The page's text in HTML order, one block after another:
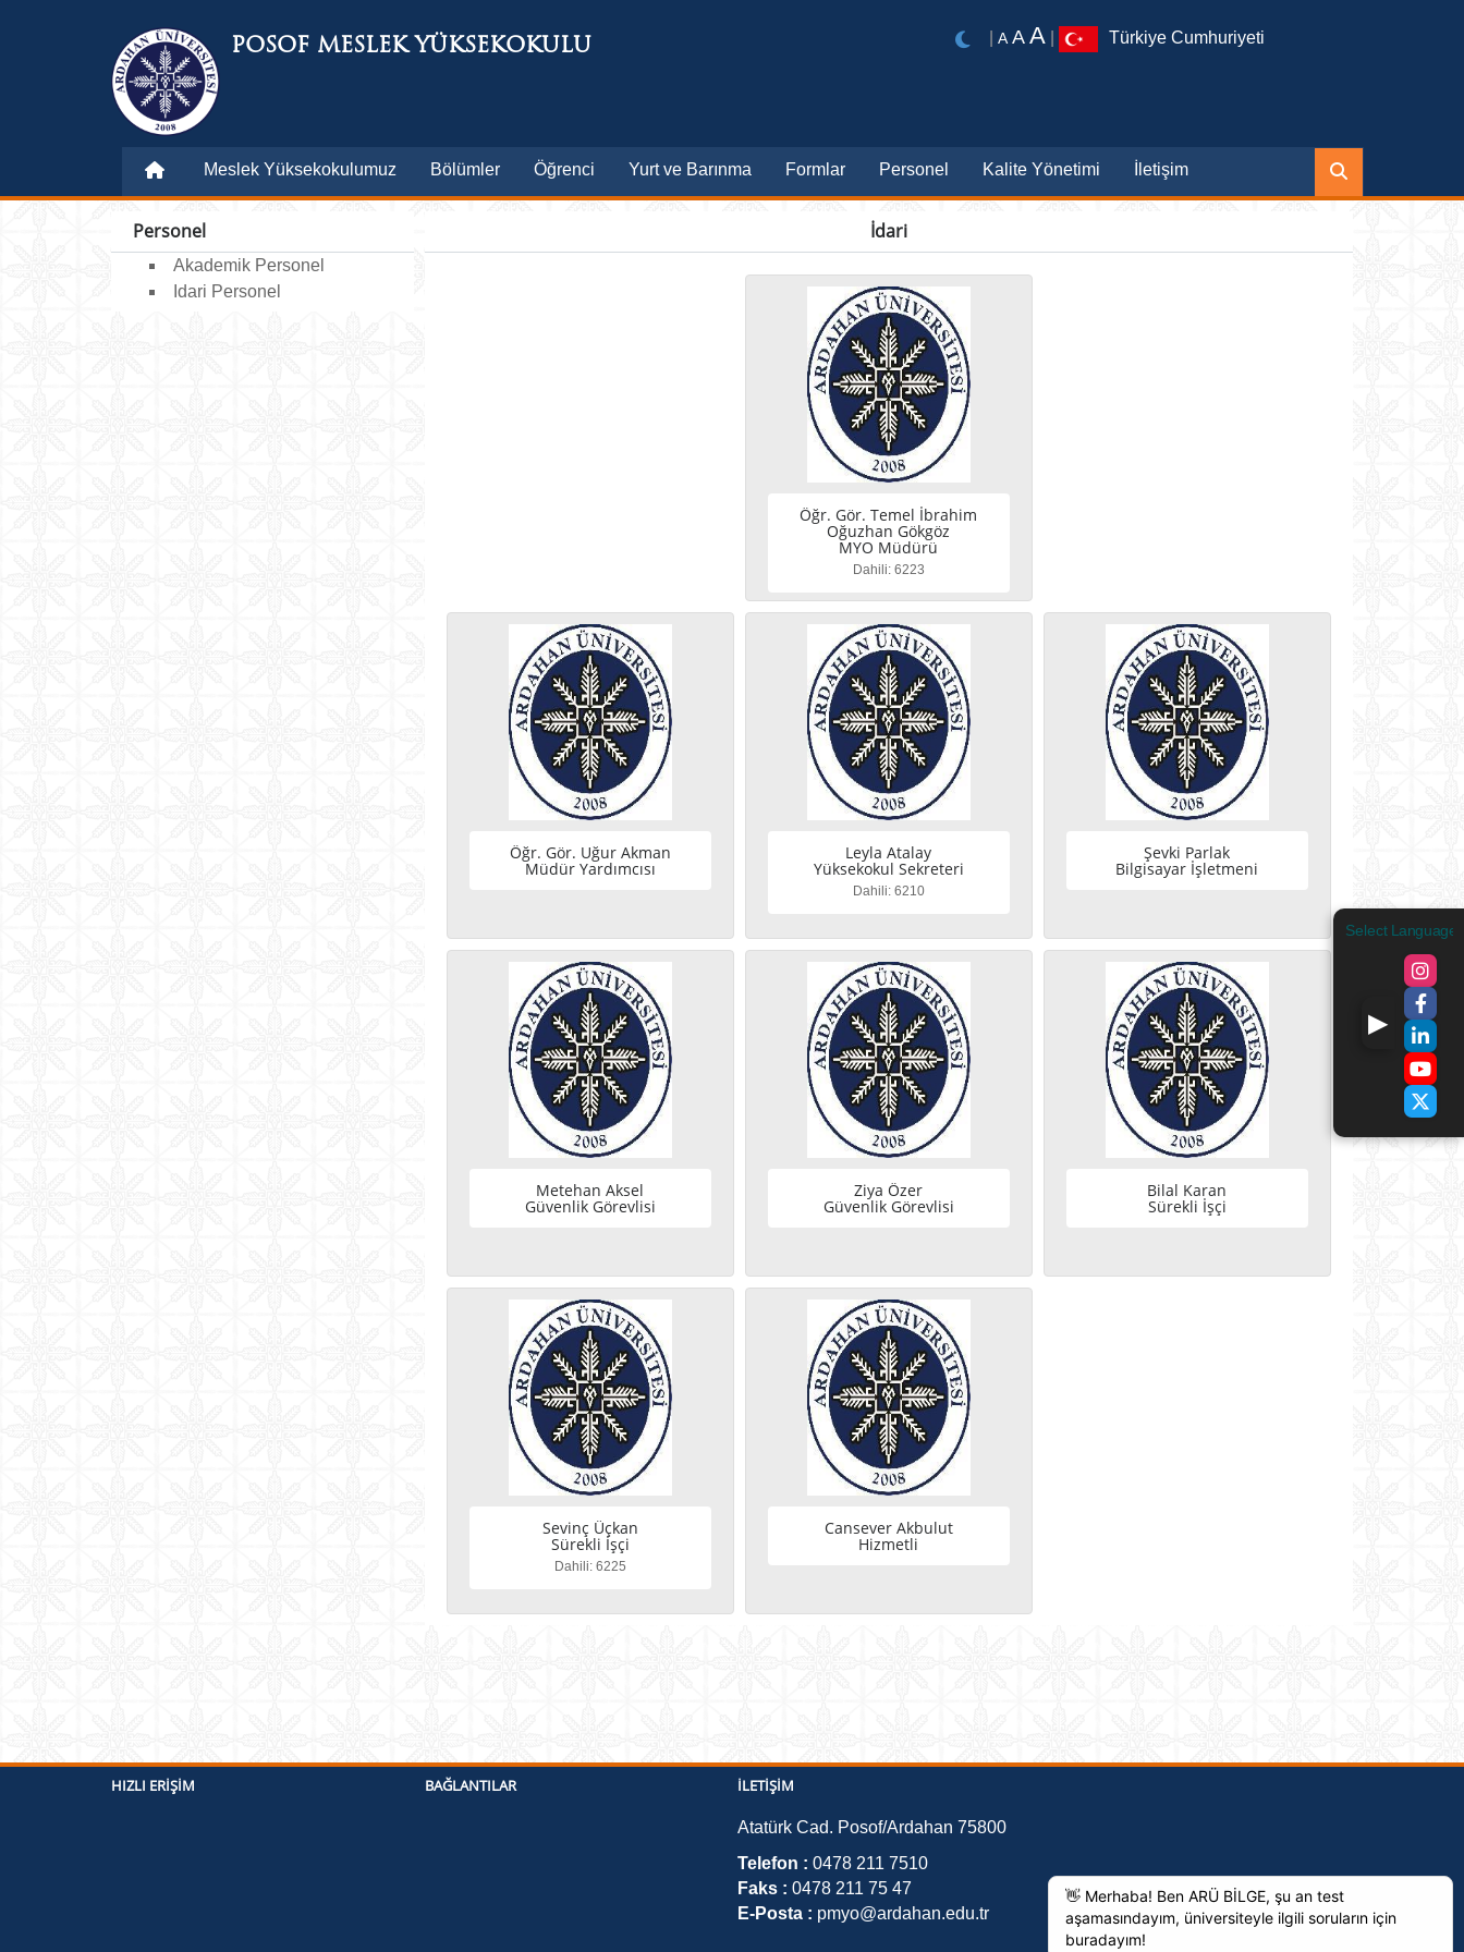
POSOF MESLEK YÜKSEKOKULU A A A Türkiye Cumhuriyeti
Meslek Yüksekokulumuz Bölümler Öğrenci Yurt ve Barınma Formlar Personel Kalite Yönetimi İletişim
Personel
Akademik Personel
Idari Personel
İdari
Öğr. Gör. Temel İbrahim
Oğuzhan Gökgöz
MYO Müdürü
Dahili: 6223
Öğr. Gör. Uğur Akman
Müdür Yardımcısı
Leyla Atalay
Yüksekokul Sekreteri
Dahili: 6210
Şevki Parlak
Bilgisayar İşletmeni
Metehan Aksel
Güvenlik Görevlisi
Ziya Özer
Güvenlik Görevlisi
Bilal Karan
Sürekli İşçi
Sevinç Üçkan
Sürekli İşçi
Dahili: 6225
Cansever Akbulut
Hizmetli
Select Language
HIZLI ERIŞIM BAĞLANTILAR İLETIŞIM
Atatürk Cad. Posof/Ardahan 75800
Telefon : 0478 211 7510
Faks : 0478 211 75 47
E-Posta : pmyo@ardahan.edu.tr